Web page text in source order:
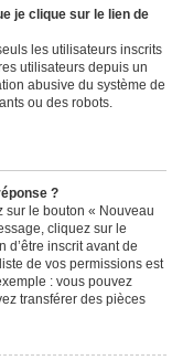
je clique sur le lien de
les utilisateurs inscrits
utilisateurs depuis un
abusive du système de
ou des robots.
?
sur le bouton « Nouveau
cliquez sur le
d’être inscrit avant de
de vos permissions est
: vous pouvez
transférer des pièces